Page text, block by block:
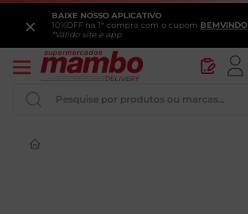
BAIXE NOSSO APLICATIVO
10%OFF na 1ª compra com o cupom BEMVINDO
*Válido site e app
×
Pesquise por produtos ou marcas...